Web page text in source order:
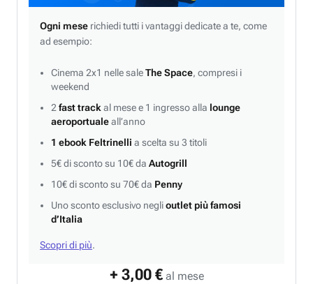
+ 3,00 € al mese
Ogni mese richiedi tutti i vantaggi dedicate a te, come
ad esempio:
Cinema 2x1 nelle saleThe Space, compresi i
weekend
2 fast track al mese e 1 ingresso alla lounge
aeroportualeall’anno
1 ebook Feltrinelli a scelta su 3 titoli
5€ di sconto su 10€ da Autogrill
10€ di sconto su 70€ da Penny
Uno sconto esclusivo neglioutlet più famosi
d’Italia
Scopri di più.